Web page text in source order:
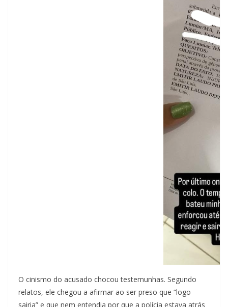
O cinismo do acusado chocou testemunhas. Segundo
relatos, ele chegou a afirmar ao ser preso que “logo
sairia” e que nem entendia por que a polícia estava atrás